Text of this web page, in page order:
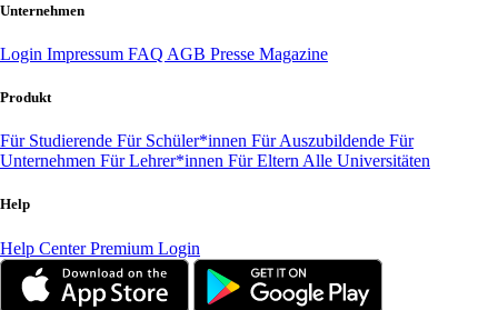
Unternehmen
Login Impressum FAQ AGB Presse Magazine
Produkt
Für Studierende Für Schüler*innen Für Auszubildende Für
Unternehmen Für Lehrer*innen Für Eltern Alle Universitäten
Help
Help CenterPremium Login